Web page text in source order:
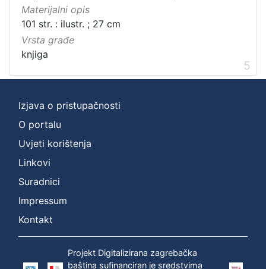
Materijalni opis
101 str. : ilustr. ; 27 cm
Vrsta građe
knjiga
5
Izjava o pristupačnosti
O portalu
Uvjeti korištenja
Linkovi
Suradnici
Impressum
Kontakt
Projekt Digitalizirana zagrebačka
baština sufinanciran je sredstvima